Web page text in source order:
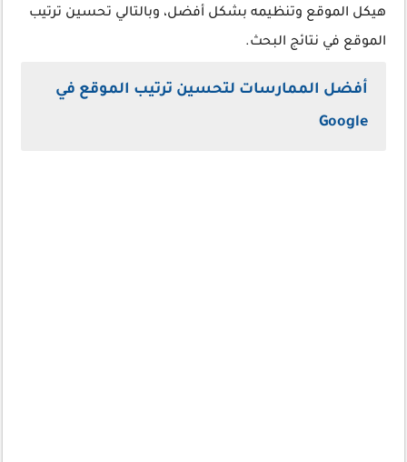
هيكل الموقع وتنظيمه بشكل أفضل، وبالتالي تحسين ترتيب
الموقع في نتائج البحث.
أفضل الممارسات لتحسين ترتيب الموقع في
Google